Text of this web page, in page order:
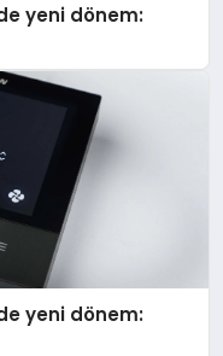
yeni dönem:
yeni dönem: